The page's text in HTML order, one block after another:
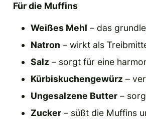
Für die Muffins
Weißes Mehl – das
Natron – wirkt als
Salz – sorgt für eine
Kürbiskuchengewürz –
Ungesalzene Butter –
Zucker – süßt die Muffins